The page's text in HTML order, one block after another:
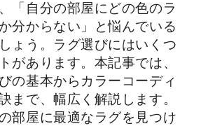
「自分の部屋にどの色のラ
分からない」と悩んでいる
ょう。ラグ選びにはいくつ
があります。本記事では、
の基本からカラーコーディ
まで、幅広く解説します。
部屋に最適なラグを見つけ